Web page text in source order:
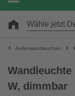
Wähle jetzt
Außenwandleuchten
Wandleuchte
W, dimmbar